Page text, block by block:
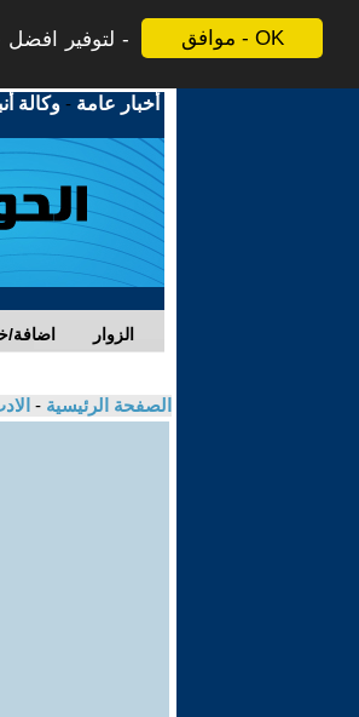
موافق - OK
لتوفير
أخبار عامة -وكالة
الزوار
الصفحة الرئيسية -